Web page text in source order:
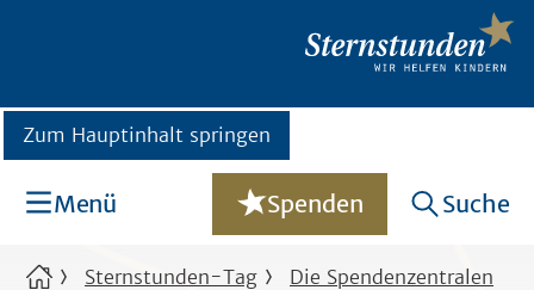
Zum Hauptinhalt springen
Menü Spenden Suche
Sternstunden-Tag Die Spendenzentralen